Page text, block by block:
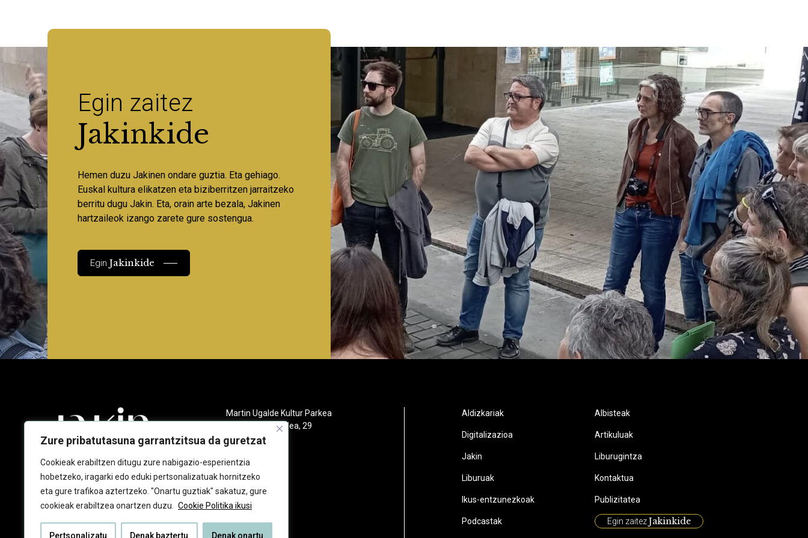
Zure pribatutasuna garrantzitsua da guretzat
Cookieak erabiltzen ditugu zure nabigazio-esperientzia
hobetzeko, iragarki edo eduki pertsonalizatuak hornitzeko
eta gure trafikoa aztertzeko. "Onartu guztiak" sakatuz, gure
cookieak erabiltzea onartzen duzu.
Cookie Politika ikusi
Pertsonalizatu Denak baztertu Denak onartu
Egin zaitez
Jakinkide
Hemen duzu Jakinen ondare guztia. Eta gehiago.
Euskal kultura elikatzen eta biziberritzen jarraitzeko
berritu dugu Jakin. Eta, orain arte bezala, Jakinen
hartzaileok izango zarete gure sostengua.
EginJakinkide
Martin Ugalde Kultur Parkea
Gudarien etorbidea, 29
20140 Andoain
943 218 092
jakin@jakin.eus
Aldizkariak
Digitalizazioa
Jakin
Liburuak
Ikus-entzunezkoak
Podcastak
Albisteak
Artikuluak
Liburugintza
Kontaktua
Publizitatea
Egin zaitezJakinkide